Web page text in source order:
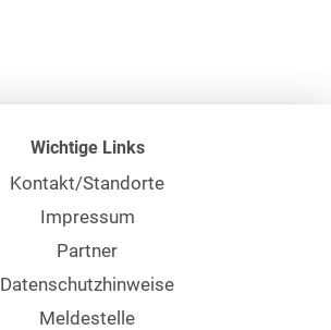
Wichtige Links
Kontakt/Standorte
Impressum
Partner
Datenschutzhinweise
Meldestelle